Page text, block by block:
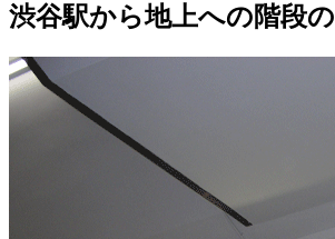
渋谷駅から地上への階段